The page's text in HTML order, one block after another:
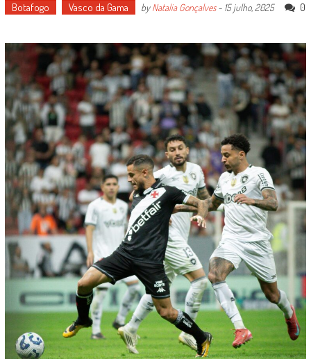
Botafogo Vasco da Gama byNatalia Gonçalves- 15 julho, 2025 0